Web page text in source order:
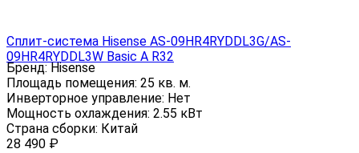
Сплит-система Hisense AS-09HR4RYDDL3G/AS-
09HR4RYDDL3W Basic A R32
Бренд: Hisense
Площадь помещения: 25 кв. м.
Инверторное управление: Нет
Мощность охлаждения: 2.55 кВт
Страна сборки: Китай
28 490 ₽